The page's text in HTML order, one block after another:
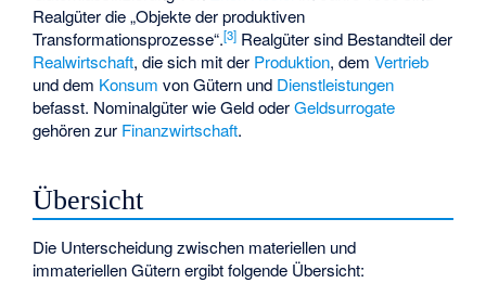
Realgüter die „Objekte der produktiven
Transformationsprozesse“.[3] Realgüter sind Bestandteil der
Realwirtschaft, die sich mit der Produktion, demVertrieb
und dem Konsum von Gütern und Dienstleistungen
befasst. Nominalgüter wie Geld oderGeldsurrogate
gehören zur Finanzwirtschaft.
Übersicht
Die Unterscheidung zwischen materiellen und
immateriellen Gütern ergibt folgende Übersicht: